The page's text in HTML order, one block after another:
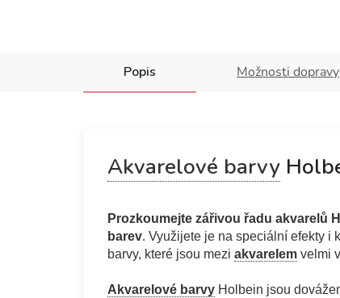
Popis Možnosti dopravy
Akvarelové barvy
Prozkoumejte zářivou řadu akvarelů
barev. Využijete je na speciální efekty i
barvy, které jsou mezi akvarelem velmi
Akvarelové barvy Holbein jsou